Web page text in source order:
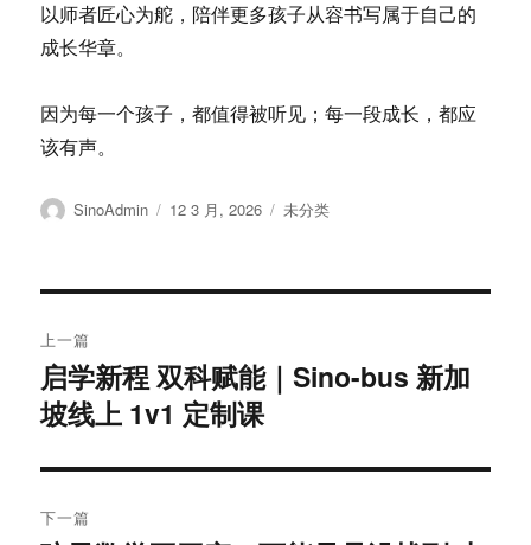
以师者匠心为舵，陪伴更多孩子从容书写属于自己的
成长华章。
因为每一个孩子，都值得被听见；每一段成长，都应
该有声。
作
SinoAdmin
发
12 3 月, 2026
分
未分类
章
导
航
上一篇
上
篇
章：
启学新程 双科赋能｜Sino-bus 新加
坡线上 1v1 定制课
下一篇